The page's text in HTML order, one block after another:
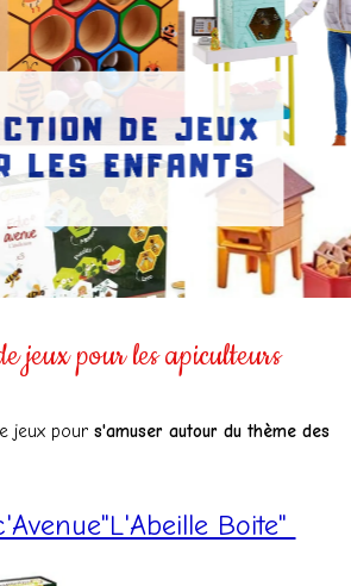
jeux pour les apiculteurs
jeux pour s'amuser autour du thème des
Boite"